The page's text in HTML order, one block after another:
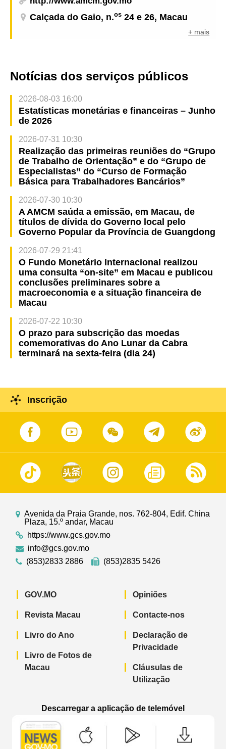
Calçada do Gaio, n.os 24 e 26, Macau
+ mais
Notícias dos serviços públicos
2026-08-03 16:00
Estatísticas monetárias e financeiras – Junho
de 2026
2026-07-31 10:30
Realização das primeiras reuniões do “Grupo
de Trabalho de Orientação” e do “Grupo de
Especialistas” do “Curso de Formação
Básica para Trabalhadores Bancários”
2026-07-30 10:30
A AMCM saúda a emissão, em Macau, de
títulos de dívida do Governo local pelo
Governo Popular da Província de Guangdong
2026-07-29 21:41
O Fundo Monetário Internacional realizou
uma consulta “on-site” em Macau e publicou
conclusões preliminares sobre a
macroeconomia e a situação financeira de
Macau
2026-07-22 10:30
O prazo para subscrição das moedas
comemorativas do Ano Lunar da Cabra
terminará na sexta-feira (dia 24)
Inscrição
Avenida da Praia Grande, nos. 762-804, Edif. China
Plaza, 15.º andar, Macau
https://www.gcs.gov.mo
info@gcs.gov.mo
(853)2833 2886
(853)2835 5426
GOV.MO
Revista Macau
Livro do Ano
Livro de Fotos de
Macau
Opiniões
Contacte-nos
Declaração de
Privacidade
Cláusulas de
Utilização
Descarregar a aplicação de telemóvel